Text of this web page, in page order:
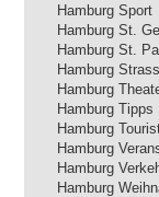
Hamburg Sport
Hamburg St.
Hamburg St.
Hamburg
Hamburg
Hamburg Tipps
Hamburg
Hamburg
Hamburg
Hamburg